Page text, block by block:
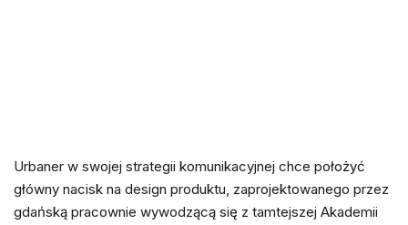
Urbaner w swojej strategii komunikacyjnej chce położyć
główny nacisk na design produktu, zaprojektowanego przez
gdańską pracownie wywodzącą się z tamtejszej Akademii